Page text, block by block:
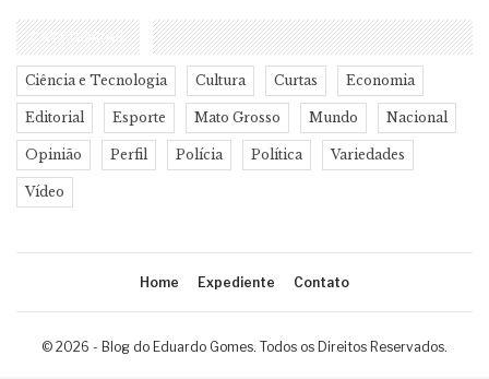
CATEGORIAS
Ciência e Tecnologia Cultura Curtas Economia
Editorial Esporte Mato Grosso Mundo Nacional
Opinião Perfil Polícia Política Variedades
Vídeo
Home Expediente Contato
© 2026 - Blog do Eduardo Gomes. Todos os Direitos Reservados.